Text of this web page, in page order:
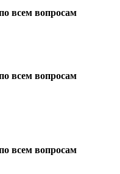
всем вопросам
всем вопросам
всем вопросам